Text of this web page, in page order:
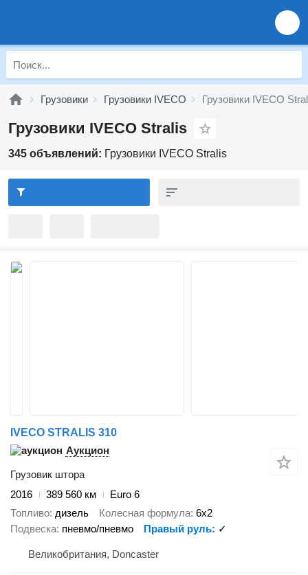
Грузовики Грузовики IVECO Грузовики IVECO
Грузовики IVECO Stralis
345 объявлений: Грузовики IVECO Stralis
IVECO STRALIS 310
Аукцион
Грузовик штора
2016
389 560 км
Euro 6
Топливо дизель Колесная формула 6x2
Подвеска пневмо/пневмо Правый руль ✓
Великобритания, Doncaster